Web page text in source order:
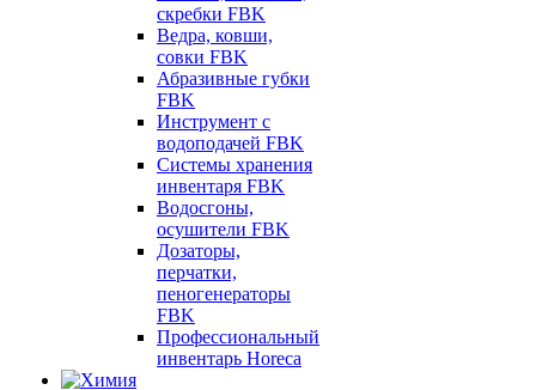
скребки FBK
Ведра, ковши,
совки FBK
Абразивные губки
FBK
Инструмент с
водоподачей FBK
Системы хранения
инвентаря FBK
Водосгоны,
осушители FBK
Дозаторы,
перчатки,
пеногенераторы
FBK
Профессиональный
инвентарь Horeca